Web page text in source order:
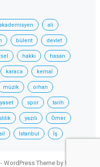
ali
bülent devlet
hakkı hasan
karaca kemal
müzik orhan
spor tarih
yazılı Ömer
İstanbul İş
WordPress Themeby WPEnjoy